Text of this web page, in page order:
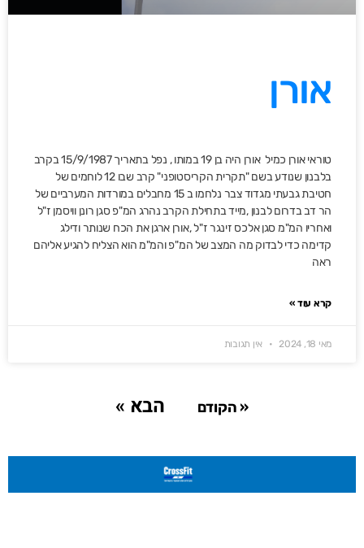
אורן
טוראי אורן כמיל אורן היה בן 19 במותו , נפל בתאריך 15/9/1987 בקרב
בלבנון שנודע בשם "תקרית הקריסטופני" קרב שבו 12 לוחמים של
חטיבת גבעתי מגדוד צבר נלחמו ב 15 מחבלים במורדות המערביים של
הר דב בדרום לבנון ,מייד בתחילת הקרב נהרג המ"פ סגן רונן וויסמן ז"ל
ואחריו המ"מ סגן אלכס זינגר ז"ל ,אורן ארגן את הכח שנותר ודילג
קדימה כדי לבדוק מה המצב של המ"פ והמ"מ הוא הצליח להגיע אליהם
ראה
קרא עוד »
מאי 18, 2024 אין תגובות
« הקודם הבא »